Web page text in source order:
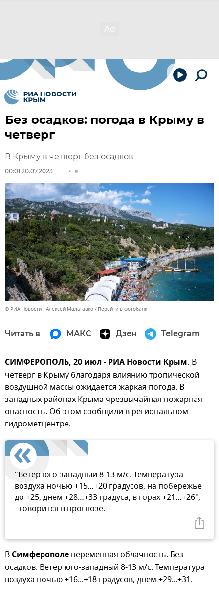
Без осадков: погода в Крыму в
четверг
В Крыму в четверг без осадков
00:01 20.07.2023
© РИА Новости . Алексей Мальгавко Перейти в фотобанк
Читать в МАКС Дзен Telegram
СИМФЕРОПОЛЬ, 20 июл - РИА Новости Крым. В
четверг в Крыму благодаря влиянию тропической
воздушной массы ожидается жаркая погода. В
западных районах Крыма чрезвычайная пожарная
опасность. Об этом сообщили в региональном
гидрометцентре.
"Ветер юго-западный 8-13 м/с. Температура
воздуха ночью +15…+20 градусов, на побережье
до +25, днем +28…+33 градуса, в горах +21…+26",
- говорится в прогнозе.
В Симферополе переменная облачность. Без
осадков. Ветер юго-западный 8-13 м/с. Температура
воздуха ночью +16...+18 градусов, днем +29...+31.